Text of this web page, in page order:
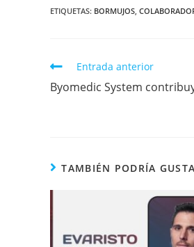
ETIQUETAS: BORMUJOS,
Entrada anterior
Byomedic System
TAMBIÉN PODRÍA